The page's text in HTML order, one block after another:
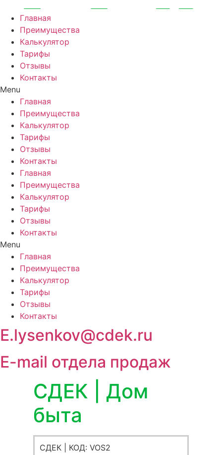
Перейти
содержимому
Главная
Преимущества
Калькулятор
Тарифы
Отзывы
Контакты
Menu
Главная
Преимущества
Калькулятор
Тарифы
Отзывы
Контакты
Главная
Преимущества
Калькулятор
Тарифы
Отзывы
Контакты
Menu
Главная
Преимущества
Калькулятор
Тарифы
Отзывы
Контакты
E.lysenkov@cdek.ru
E-mail отдела продаж
СДЕК | Дом
быта
СДЕК | КОД: VOS2